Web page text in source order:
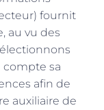
fournit
au vu des
compte sa
afin de
auxiliaire de